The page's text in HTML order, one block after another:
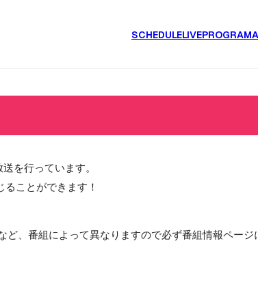
SCHEDULELIVEPROGRAM
を行っています。
ことができます！
、番組によって異なりますので必ず番組情報ページ